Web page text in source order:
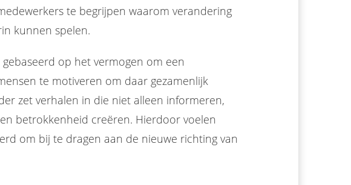
te begrijpen waarom verandering
kunnen spelen.
op het vermogen om een
te motiveren om daar gezamenlijk
zet verhalen in die niet alleen informeren,
betrokkenheid creëren. Hierdoor voelen
om bij te dragen aan de nieuwe richting van